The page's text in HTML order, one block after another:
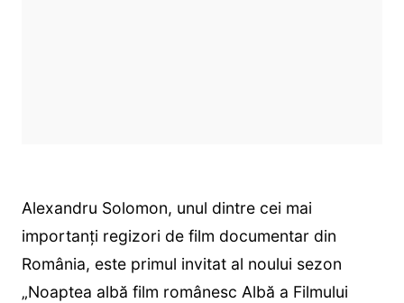
Alexandru Solomon, unul dintre cei mai
importanţi regizori de film documentar din
România, este primul invitat al noului sezon
„Noaptea albă film românesc Albă a Filmului